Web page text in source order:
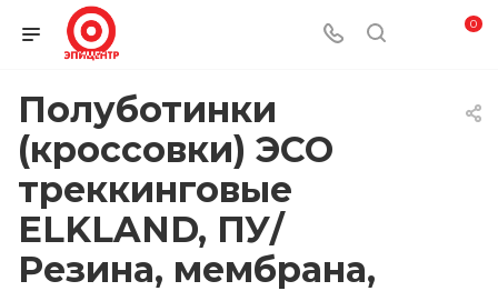
0
Полуботинки
(кроссовки) ЭСО
треккинговые
ELKLAND, ПУ/
Резина, мембрана,